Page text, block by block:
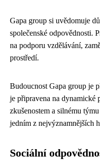
Gapa group si uvědomuje
společenské odpovědnosti.
na podporu vzdělávání,
prostředí.
Budoucnost Gapa group je
je připravena na dynamické
zkušenostem a silnému
jedním z nejvýznamnějších
Sociální